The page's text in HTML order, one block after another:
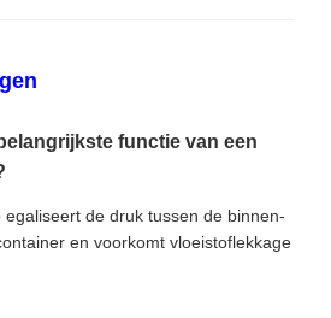
functie van een
de druk tussen de binnen-
en voorkomt vloeistoflekkage